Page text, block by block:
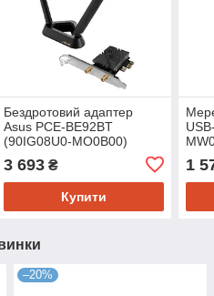
Бездротовий адаптер
Asus PCE-BE92BT
(90IG08U0-MO0B00)
3 693₴
Купити
1
–20%